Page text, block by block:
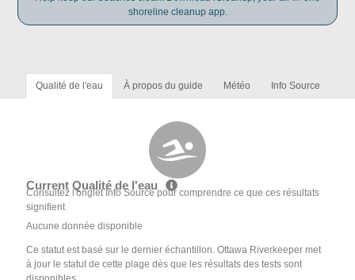
shoreline cleanup app.
Qualité de l'eau À propos du guide Météo Info Source
Current Qualité de l'eau
Consultez l'onglet Info Source pour comprendre ce que ces résultats
signifient
Aucune donnée disponible
Ce statut est basé sur le dernier échantillon. Ottawa Riverkeeper met
à jour le statut de cette plage dès que les résultats des tests sont